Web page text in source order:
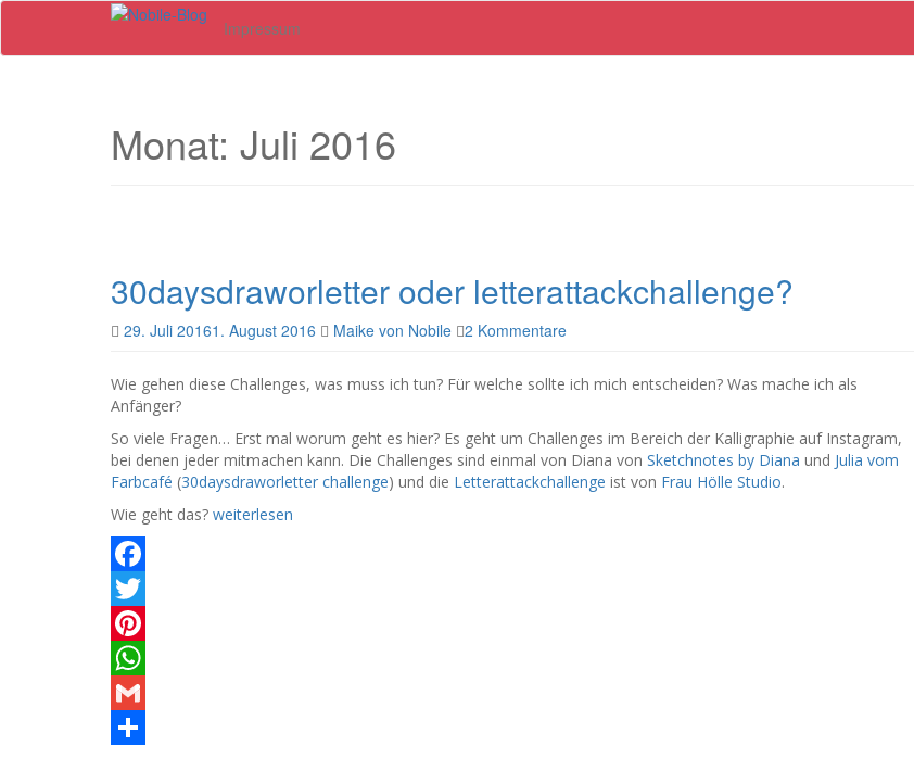
Skip
main
Impressum
Monat: Juli 2016
30daysdraworletter oder letterattackchallenge?
29. Juli 20161. August 2016 Maike von Nobile 2 Kommentare
Wie gehen diese Challenges, was muss ich tun? Für welche sollte ich mich entscheiden? Was mache ich als
Anfänger?
So viele Fragen… Erst mal worum geht es hier? Es geht um Challenges im Bereich der Kalligraphie auf Instagram,
bei denen jeder mitmachen kann. Die Challenges sind einmal von Diana von Sketchnotes by Diana und Julia vom
Farbcafé (30daysdraworletter challenge) und die Letterattackchallenge ist von Frau Hölle Studio.
Wie geht das? weiterlesen
Facebook
Twitter
Pinterest
WhatsApp
Gmail